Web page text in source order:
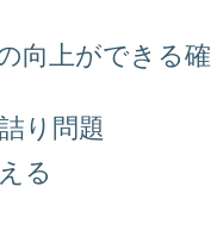
向上ができる確
り問題
る